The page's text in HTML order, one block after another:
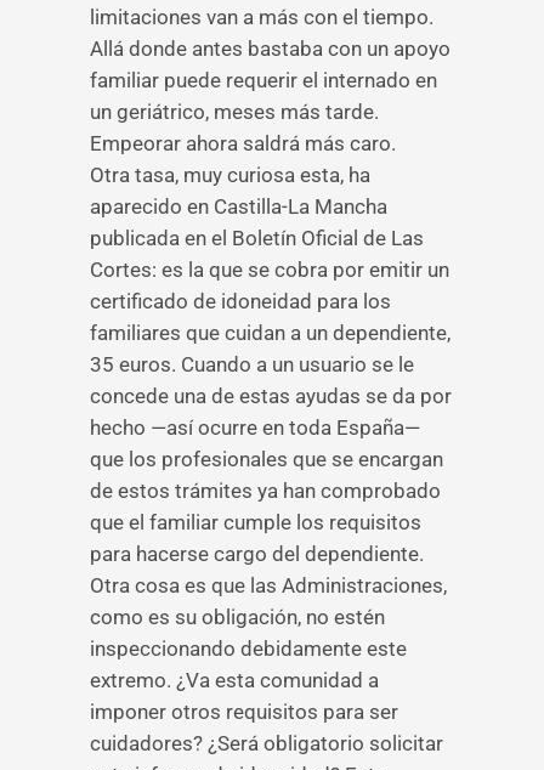
limitaciones van a más con el tiempo.
Allá donde antes bastaba con un apoyo
familiar puede requerir el internado en
un geriátrico, meses más tarde.
Empeorar ahora saldrá más caro.
Otra tasa, muy curiosa esta, ha
aparecido en Castilla-La Mancha
publicada en el Boletín Oficial de Las
Cortes: es la que se cobra por emitir un
certificado de idoneidad para los
familiares que cuidan a un dependiente,
35 euros. Cuando a un usuario se le
concede una de estas ayudas se da por
hecho —así ocurre en toda España—
que los profesionales que se encargan
de estos trámites ya han comprobado
que el familiar cumple los requisitos
para hacerse cargo del dependiente.
Otra cosa es que las Administraciones,
como es su obligación, no estén
inspeccionando debidamente este
extremo. ¿Va esta comunidad a
imponer otros requisitos para ser
cuidadores? ¿Será obligatorio solicitar